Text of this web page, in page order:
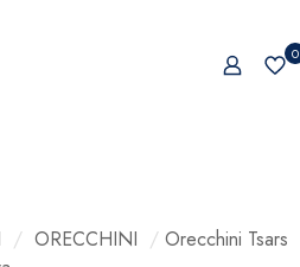
0
/ ORECCHINI / Orecchini Tsars